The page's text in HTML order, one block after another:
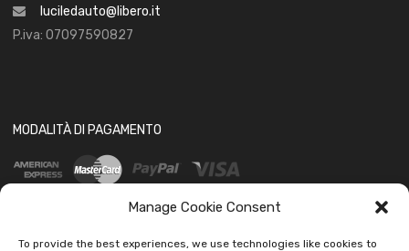
Manage Cookie Consent
To provide the best experiences, we use technologies like cookies to
luciledauto@libero.it
P.iva: 07097590827
MODALITÀ DI PAGAMENTO